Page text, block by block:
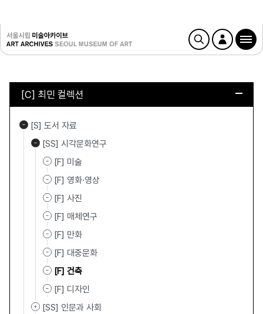
[C] 최민 컬렉션
[S] 도서 자료
[SS] 시각문화연구
[F] 미술
[F] 영화·영상
[F] 사진
[F] 매체연구
[F] 만화
[F] 대중문화
[F] 건축
[F] 디자인
[SS] 인문과 사회